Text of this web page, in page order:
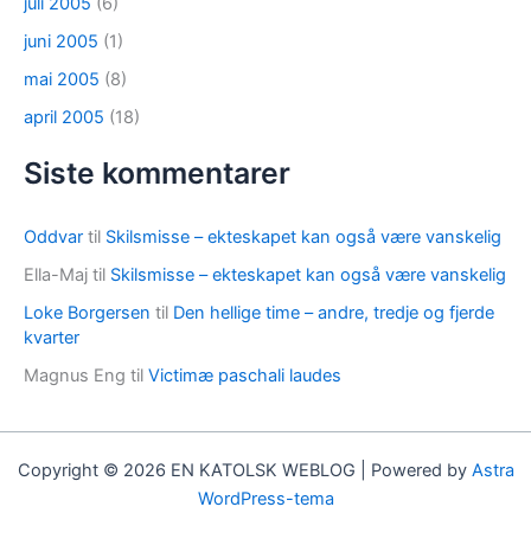
juni 2005 (1)
mai 2005 (8)
april 2005 (18)
Siste kommentarer
Oddvar til Skilsmisse – ekteskapet kan også være vanskelig
Ella-Maj til Skilsmisse – ekteskapet kan også være vanskelig
Loke Borgersen til Den hellige time – andre, tredje og fjerde
kvarter
Magnus Eng til Victimæ paschali laudes
Copyright © 2026 EN KATOLSK WEBLOG | Powered by Astra
WordPress-tema